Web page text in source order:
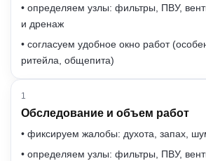
• определяем узлы: фильтры, ПВУ,
и дренаж
• согласуем удобное окно работ
ритейла, общепита)
1
Обследование и объем работ
• фиксируем жалобы: духота, запах,
• определяем узлы: фильтры, ПВУ,